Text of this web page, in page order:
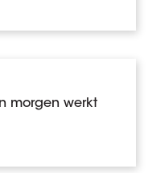
morgen werkt